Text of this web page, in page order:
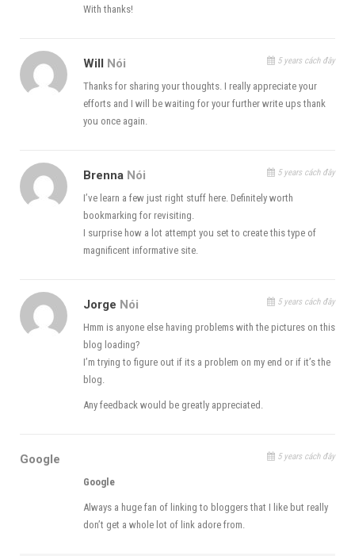
With thanks!
Will Nói 5 years cách đây
Thanks for sharing your thoughts. I really appreciate your
efforts and I will be waiting for your further write ups thank
you once again.
Brenna Nói 5 years cách đây
I’ve learn a few just right stuff here. Definitely worth
bookmarking for revisiting.
I surprise how a lot attempt you set to create this type of
magnificent informative site.
Jorge Nói 5 years cách đây
Hmm is anyone else having problems with the pictures on this
blog loading?
I’m trying to figure out if its a problem on my end or if it’s the
blog.
Any feedback would be greatly appreciated.
Google 5 years cách đây
Google
Always a huge fan of linking to bloggers that I like but really
don’t get a whole lot of link adore from.